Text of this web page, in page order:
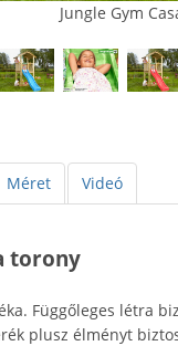
Jungle Gym
Méret Videó
torony
Függőleges létra
plusz élményt